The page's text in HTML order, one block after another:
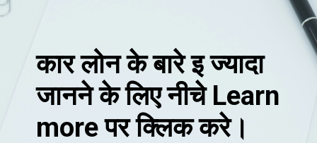
कार लोन के बारे इ ज्यादा
जानने के लिए नीचे Learn
more पर क्लिक करे।